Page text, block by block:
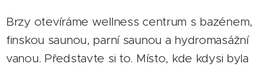
Brzy otevíráme wellness centrum s bazénem,
finskou saunou, parní saunou a hydromasážní
vanou. Představte si to. Místo, kde kdysi byla